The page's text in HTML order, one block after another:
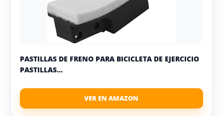
PASTILLAS DE FRENO PARA BICICLETA DE EJERCICIO
PASTILLAS...